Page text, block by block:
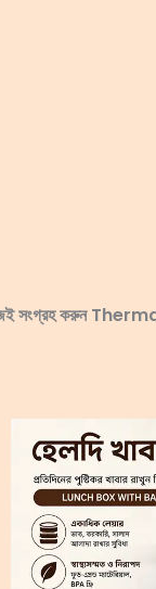
আজই সংগ্রহ করুন